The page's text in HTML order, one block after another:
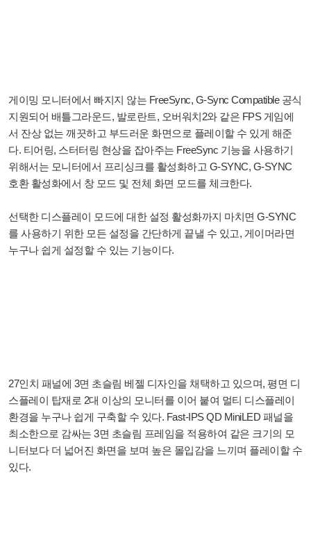
게이밍 모니터에서 빠지지 않는 FreeSync, G-Sync Compatible 공식
지원되어 배틀그라운드, 발로란트, 오버워치2와 같은 FPS 게임에
서 잔상 없는 깨끗하고 부드러운 화면으로 플레이할 수 있게 해준
다. 티어링, 스터터링 현상을 잡아주는 FreeSync 기능을 사용하기
위해서는 모니터에서 프리싱크를 활성화하고 G-SYNC, G-SYNC
호환 활성화에서 창 모드 및 전체 화면 모드를 체크한다.
선택한 디스플레이 모드에 대한 설정 활성화까지 마치면 G-SYNC
를 사용하기 위한 모든 설정을 간단하게 끝낼 수 있고, 게이머라면
누구나 쉽게 설정할 수 있는 기능이다.
27인치 패널에 3면 초슬림 베젤 디자인을 채택하고 있으며, 평면 디
스플레이 탑재로 2대 이상의 모니터를 이어 붙여 멀티 디스플레이
환경을 누구나 쉽게 구축할 수 있다. Fast-IPS QD MiniLED 패널을
최소한으로 감싸는 3면 초슬림 프레임을 적용하여 같은 크기의 모
니터보다 더 넓어진 화면을 보며 높은 몰입감을 느끼며 플레이할 수
있다.